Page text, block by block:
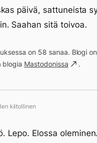
päivä, sattuneista
Saahan sitä toivoa.
on 58 sanaa. Blogi
blogia Mastodonissa .
kiitollinen
Lepo. Elossa oleminen.